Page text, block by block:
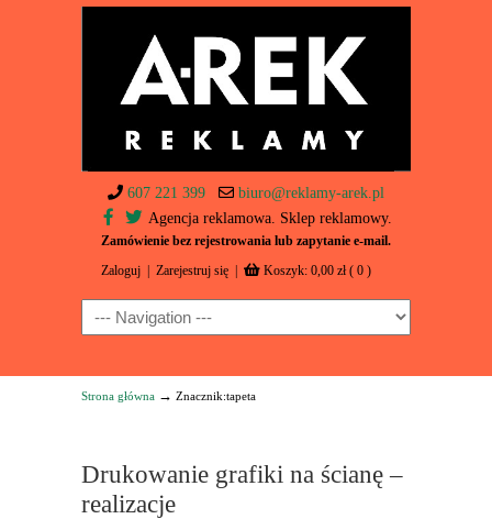
607 221 399
biuro@reklamy-arek.pl
Agencja reklamowa. Sklep reklamowy.
Zamówienie bez rejestrowania lub zapytanie e-mail.
Zaloguj Zarejestruj się Koszyk: 0,00 zł ( 0 )
Navigation
Strona główna → Znacznik:tapeta
Drukowanie grafiki na ścianę –
realizacje